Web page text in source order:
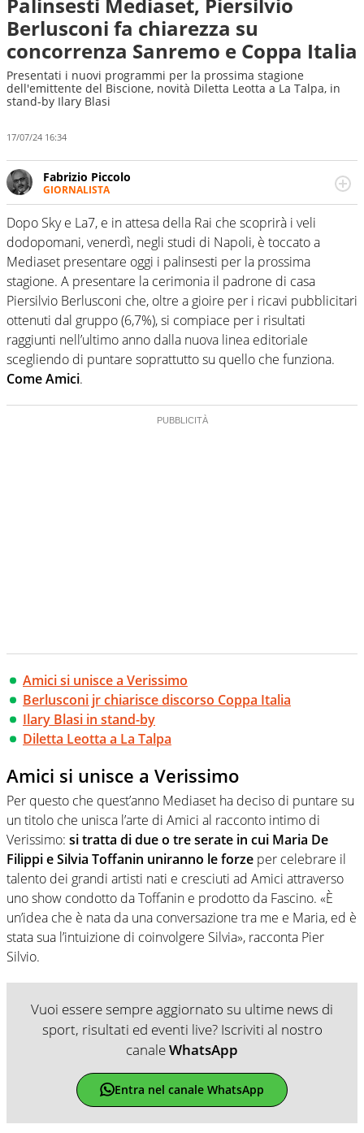
Berlusconi fa chiarezza su
concorrenza Sanremo e Coppa Italia
Presentati i nuovi programmi per la prossima stagione
dell'emittente del Biscione, novità Diletta Leotta a La Talpa, in
stand-by Ilary Blasi
17/07/24 16:34
Fabrizio Piccolo
GIORNALISTA
Nella sua carriera ha seguito numerose manifestazioni
sportive e collaborato con agenzie e testate. Esperienza,
competenza, conoscenza e memoria storica. Si occupa
prevalentemente di calcio
Dopo Sky e La7, e in attesa della Rai che scoprirà i veli
dodopomani, venerdì, negli studi di Napoli, è toccato a
Mediaset presentare oggi i palinsesti per la prossima
stagione. A presentare la cerimonia il padrone di casa
Piersilvio Berlusconi che, oltre a gioire per i ricavi pubblicitari
ottenuti dal gruppo (6,7%), si compiace per i risultati
raggiunti nell’ultimo anno dalla nuova linea editoriale
scegliendo di puntare soprattutto su quello che funziona.
Come Amici.
Amici si unisce a Verissimo
Berlusconi jr chiarisce discorso Coppa Italia
Ilary Blasi in stand-by
Diletta Leotta a La Talpa
Amici si unisce a Verissimo
Per questo che quest’anno Mediaset ha deciso di puntare su
un titolo che unisca l’arte di Amici al racconto intimo di
Verissimo: si tratta di due o tre serate in cui Maria De
Filippi e Silvia Toffanin uniranno le forze per celebrare il
talento dei grandi artisti nati e cresciuti ad Amici attraverso
uno show condotto da Toffanin e prodotto da Fascino. «È
un’idea che è nata da una conversazione tra me e Maria, ed è
stata sua l’intuizione di coinvolgere Silvia», racconta Pier
Silvio.
Vuoi essere sempre aggiornato su ultime news di
sport, risultati ed eventi live? Iscriviti al nostro
canaleWhatsApp
Entra nel canale WhatsApp